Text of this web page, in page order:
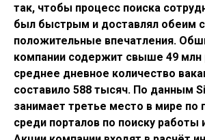
так, чтобы процесс поиска
был быстрым и доставлял обеим
положительные впечатления.
компании содержит свыше 49
среднее дневное количество
составило 588 тысяч. По данным
занимает третье место в мире по
среди порталов по поиску работы